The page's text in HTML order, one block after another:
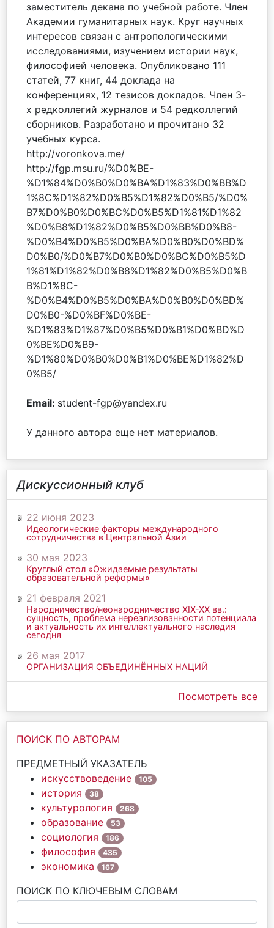
заместитель декана по учебной работе. Член
Академии гуманитарных наук. Круг научных
интересов связан с антропологическими
исследованиями, изучением истории наук,
философией человека. Опубликовано 111
статей, 77 книг, 44 доклада на
конференциях, 12 тезисов докладов. Член 3-
х редколлегий журналов и 54 редколлегий
сборников. Разработано и прочитано 32
учебных курса.
http://voronkova.me/
http://fgp.msu.ru/%D0%BE-
%D1%84%D0%B0%D0%BA%D1%83%D0%BB%D
1%8C%D1%82%D0%B5%D1%82%D0%B5/%D0%
B7%D0%B0%D0%BC%D0%B5%D1%81%D1%82
%D0%B8%D1%82%D0%B5%D0%BB%D0%B8-
%D0%B4%D0%B5%D0%BA%D0%B0%D0%BD%
D0%B0/%D0%B7%D0%B0%D0%BC%D0%B5%D
1%81%D1%82%D0%B8%D1%82%D0%B5%D0%B
B%D1%8C-
%D0%B4%D0%B5%D0%BA%D0%B0%D0%BD%
D0%B0-%D0%BF%D0%BE-
%D1%83%D1%87%D0%B5%D0%B1%D0%BD%D
0%BE%D0%B9-
%D1%80%D0%B0%D0%B1%D0%BE%D1%82%D
0%B5/
Email: student-fgp@yandex.ru
У данного автора еще нет материалов.
Дискуссионный клуб
22 июня 2023
Идеологические факторы международного
сотрудничества в Центральной Азии
30 мая 2023
Круглый стол «Ожидаемые результаты
образовательной реформы»
21 февраля 2021
Народничество/неонародничество ХIХ-ХХ вв.:
сущность, проблема нереализованности потенциала
и актуальность их интеллектуального наследия
сегодня
26 мая 2017
ОРГАНИЗАЦИЯ ОБЪЕДИНЁННЫХ НАЦИЙ
Посмотреть все
ПОИСК ПО АВТОРАМ
ПРЕДМЕТНЫЙ УКАЗАТЕЛЬ
искусствоведение
105
история 38
культурология 268
образование 53
социология 186
философия 435
экономика 167
ПОИСК ПО КЛЮЧЕВЫМ СЛОВАМ